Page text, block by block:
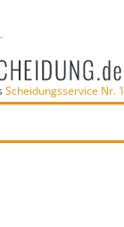
Scheidungsservice Nr. 1